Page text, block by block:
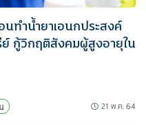
นทำน้ำยาเอนกประสงค์
กู้วิกฤติสังคมผู้สูงอายุใน
21 พ.ค. 64